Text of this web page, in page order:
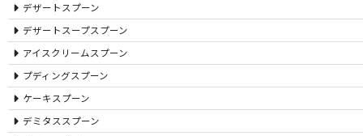
デザートスプーン
デザートスープスプーン
アイスクリームスプーン
プディングスプーン
ケーキスプーン
デミタススプーン